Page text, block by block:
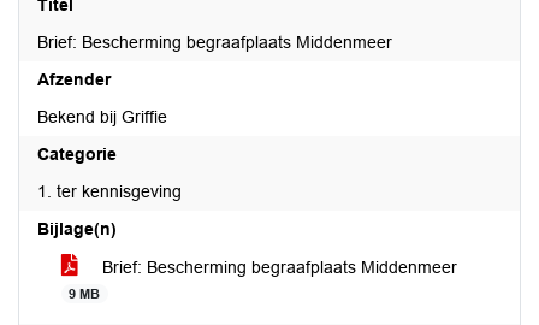
Titel
Brief: Bescherming begraafplaats Middenmeer
Afzender
Bekend bij Griffie
Categorie
1. ter kennisgeving
Bijlage(n)
Brief: Bescherming begraafplaats Middenmeer
9 MB